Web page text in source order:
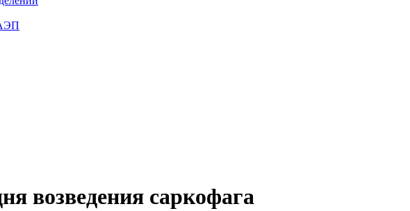
возведения саркофага